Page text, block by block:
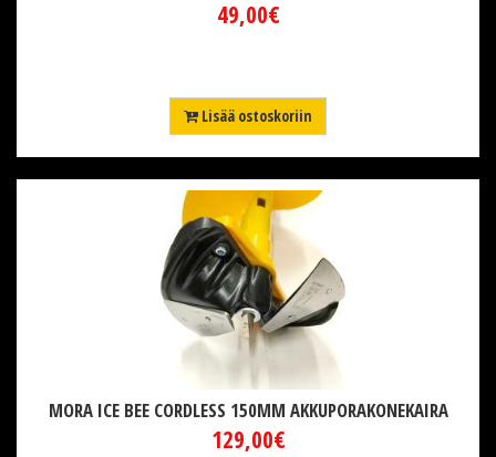
49,00€
Lisää ostoskoriin
MORA ICE BEE CORDLESS 150MM AKKUPORAKONEKAIRA
129,00€